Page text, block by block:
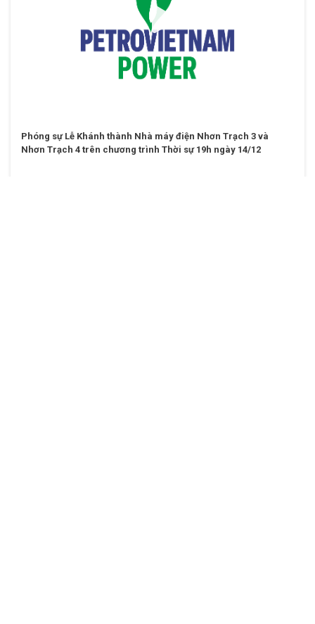
Phóng sự Lễ Khánh thành Nhà máy điện Nhơn Trạch 3 và
Nhơn Trạch 4 trên chương trình Thời sự 19h ngày 14/12